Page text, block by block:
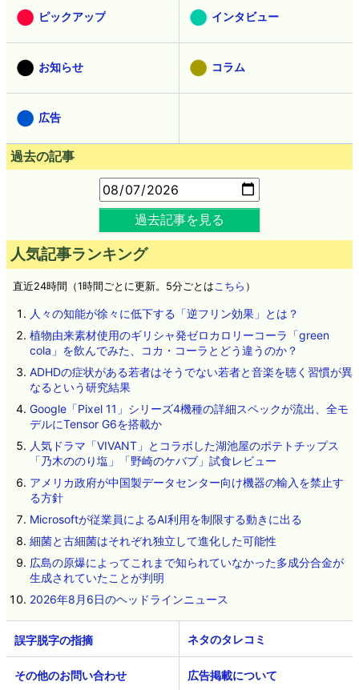
ピックアップ インタビュー
お知らせ コラム
広告
過去の記事
過去記事を見る
人気記事ランキング
直近24時間（1時間ごとに更新。5分ごとは こちら ）
人々の知能が徐々に低下する「逆フリン効果」とは？
植物由来素材使用のギリシャ発ゼロカロリーコーラ「green
cola」を飲んでみた、コカ・コーラとどう違うのか？
ADHDの症状がある若者はそうでない若者と音楽を聴く習慣が異
なるという研究結果
Google「Pixel 11」シリーズ4機種の詳細スペックが流出、全モ
デルにTensor G6を搭載か
人気ドラマ「VIVANT」とコラボした湖池屋のポテトチップス
「乃木ののり塩」「野崎のケバブ」試食レビュー
アメリカ政府が中国製データセンター向け機器の輸入を禁止す
る方針
Microsoftが従業員によるAI利用を制限する動きに出る
細菌と古細菌はそれぞれ独立して進化した可能性
広島の原爆によってこれまで知られていなかった多成分合金が
生成されていたことが判明
2026年8月6日のヘッドラインニュース
ネタのタレコミ
その他のお問い合わせ 広告掲載について